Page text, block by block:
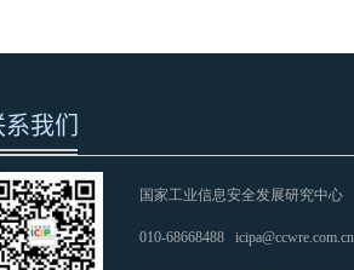
我们
国家工业信息安全发展研究中心
010-68668488 icipa@ccwre.com.cn